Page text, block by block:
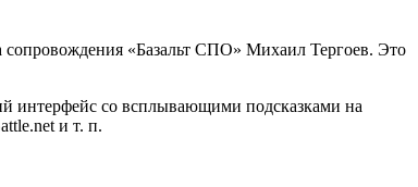
«Базальт СПО» Михаил Тергоев. Это
интерфейс со всплывающими подсказками на
и т. п.